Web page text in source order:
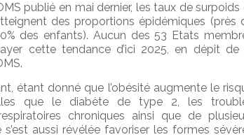
publié en mai dernier, les taux de surpoids
des proportions épidémiques (près
des enfants). Aucun des 53 Etats
cette tendance d’ici 2025, en dépit de
étant donné que l’obésité augmente le
que le diabète de type 2, les
chroniques ainsi que de
aussi révélée favoriser les formes